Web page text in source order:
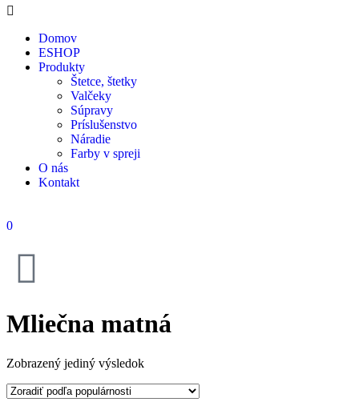
Domov
ESHOP
Produkty
Štetce, štetky
Valčeky
Súpravy
Príslušenstvo
Náradie
Farby v spreji
O nás
Kontakt
0
Mliečna matná
Zobrazený jediný výsledok